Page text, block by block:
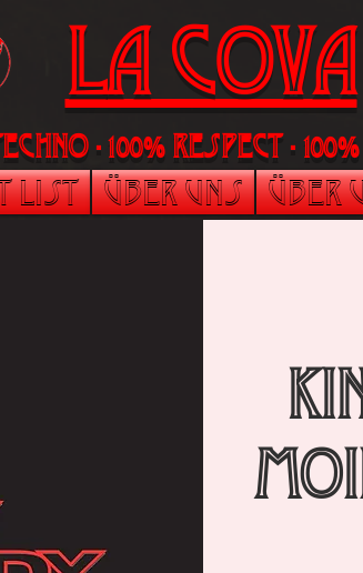
LA Cova
Techno - 100% Respect -
List Über uns Über